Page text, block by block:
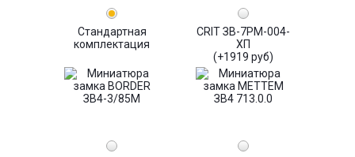
Стандартная
комплектация
CRIT ЗВ-7РМ-004-
ХП
(+1919 руб)